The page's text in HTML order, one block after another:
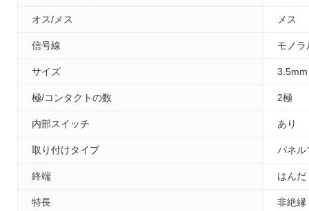
オス/メス メス
信号線 モノラ
サイズ 3.5mm
極/コンタクトの数 2極
内部スイッチ あり
取り付けタイプ パネル
終端 はんだ
特長 非絶縁